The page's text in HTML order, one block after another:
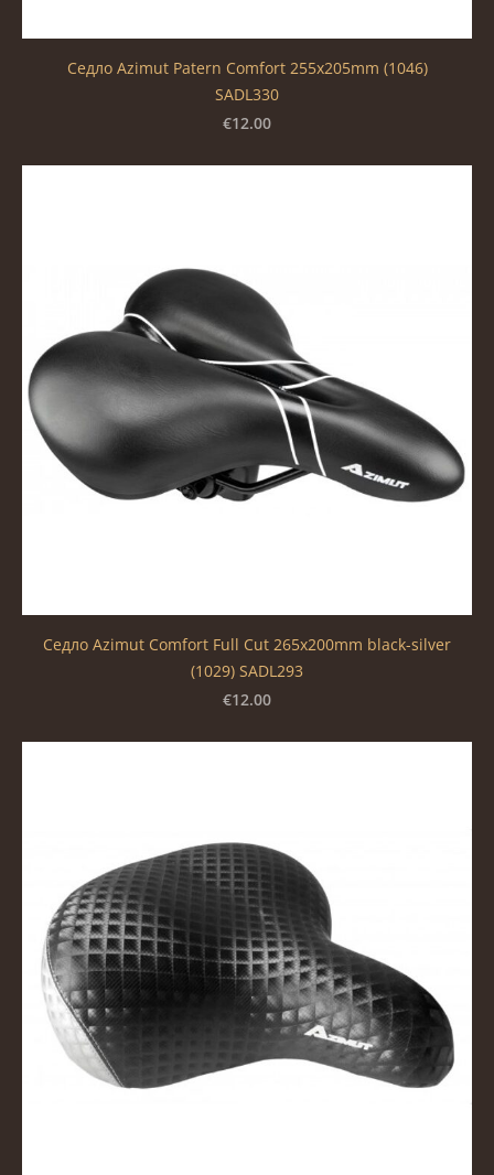
Седло Azimut Patern Comfort 255x205mm (1046)
SADL330
€12.00
Седло Azimut Comfort Full Cut 265x200mm black-silver
(1029) SADL293
€12.00